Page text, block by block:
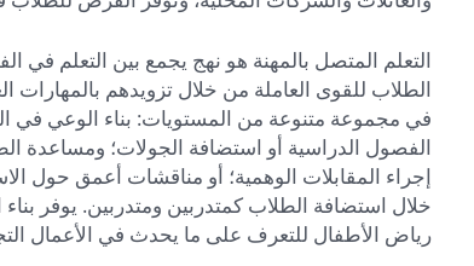
التعلم المتصل بالمهنة هو نهج يجمع بين التعلم في
الطلاب للقوى العاملة من خلال تزويدهم
في مجموعة متنوعة من المستويات: بناء الوعي في
الفصول الدراسية أو استضافة الجولات؛
إجراء المقابلات الوهمية؛ أو مناقشات أعمق حول
خلال استضافة الطلاب كمتدربين ومتدربين. يوفر
رياض الأطفال للتعرف على ما يحدث في الأعمال